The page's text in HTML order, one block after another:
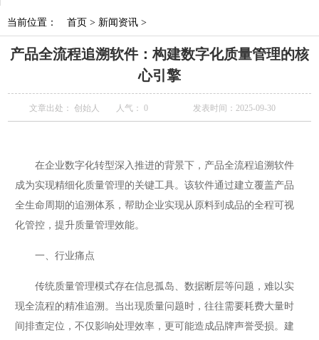
当前位置： 首页 > 新闻资讯 >
产品全流程追溯软件：构建数字化质量管理的核
心引擎
文章出处： 创始人 人气： 0 发表时间：2025-09-30
在企业数字化转型深入推进的背景下，产品全流程追溯软件
成为实现精细化质量管理的关键工具。该软件通过建立覆盖产品
全生命周期的追溯体系，帮助企业实现从原料到成品的全程可视
化管控，提升质量管理效能。
一、行业痛点
传统质量管理模式存在信息孤岛、数据断层等问题，难以实
现全流程的精准追溯。当出现质量问题时，往往需要耗费大量时
间排查定位，不仅影响处理效率，更可能造成品牌声誉受损。建